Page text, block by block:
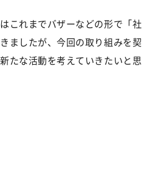
これまでバザーなどの形で「社
ましたが、今回の取り組みを契
たな活動を考えていきたいと思